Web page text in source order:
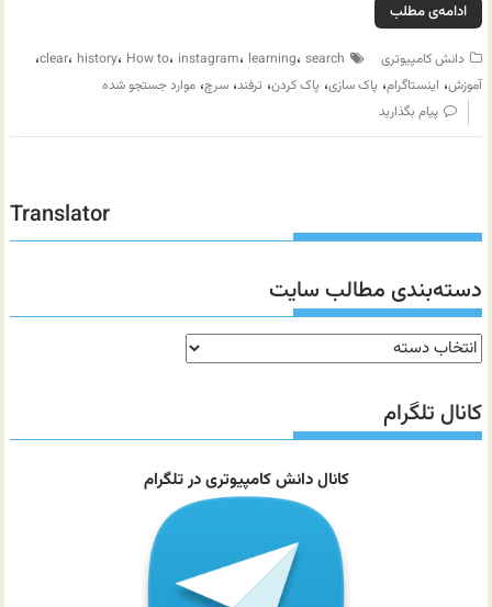
ادامه‌ی مطلب
دانش کامپیوتری clear، history، How to، instagram، learning، search ،
آموزش، اینستاگرام، پاک سازی، پاک کردن، ترفند،سرچ،موارد جستجو شده
پیام بگذارید
Translator
دسته‌بندی مطالب سایت
دسته‌بندی
مطالب
سایت
کانال تلگرام
کانال دانش کامپیوتری در تلگرام